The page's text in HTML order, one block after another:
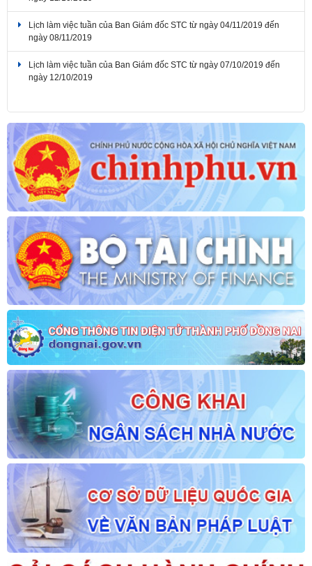
Lịch làm việc tuần của Ban Giám đốc STC từ ngày 04/11/2019 đến
ngày 08/11/2019
Lịch làm việc tuần của Ban Giám đốc STC từ ngày 07/10/2019 đến
ngày 12/10/2019